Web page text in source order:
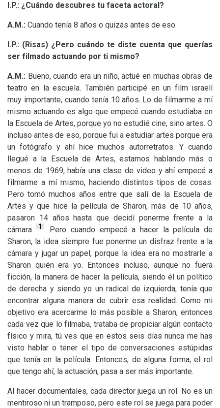
I.P.: ¿Cuándo descubres tu faceta actoral?
A.M.: Cuando tenía 8 años o quizás antes de eso.
I.P.: (Risas) ¿Pero cuándo te diste cuenta que querías
ser filmado actuando por ti mismo?
A.M.: Bueno, cuando era un niño, actué en muchas obras de
teatro en la escuela. También participé en un film israelí
muy importante, cuando tenía 10 años. Lo de filmarme a mí
mismo actuando es algo que empecé cuando estudiaba en
la Escuela de Artes, porque yo no estudié cine, sino artes. O
incluso antes de eso, porque fui a estudiar artes porque era
un fotógrafo y ahí hice muchos autorretratos. Y cuando
llegué a la Escuela de Artes, estamos hablando más o
menos de 1969, había una clase de video y ahí empecé a
filmarme a mí mismo, haciendo distintos tipos de cosas.
Pero tomó muchos años entre que salí de la Escuela de
Artes y que hice la película de Sharon, más de 10 años,
pasaron 14 años hasta que decidí ponerme frente a la
cámara
1 . Pero cuando empecé a hacer la película de
Sharon, la idea siempre fue ponerme un disfraz frente a la
cámara y jugar un papel, porque la idea era no mostrarle a
Sharon quién era yo. Entonces incluso, aunque no fuera
ficción, la manera de hacer la película, siendo él un político
de derecha y siendo yo un radical de izquierda, tenía que
encontrar alguna manera de cubrir esa realidad. Como mi
objetivo era acercarme lo más posible a Sharon, entonces
cada vez que lo filmaba, trataba de propiciar algún contacto
físico y mira, tú ves que en estos seis días nunca me has
visto hablar o tener el tipo de conversaciones estúpidas
que tenía en la película. Entonces, de alguna forma, el rol
que tengo ahí, la actuación, pasa a ser más importante.
Al hacer documentales, cada director juega un rol. No es un
mentiroso ni un tramposo, pero este rol se juega para poder